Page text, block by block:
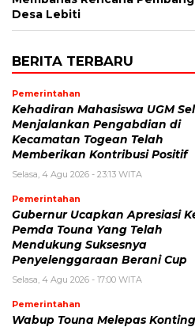
Desa Lebiti
BERITA TERBARU
Pemerintahan
Kehadiran Mahasiswa UGM
Menjalankan Pengabdian di
Kecamatan Togean Telah
Memberikan Kontribusi Positif
Selasa, 4 Agu 2026 - 23:13 WITA
Pemerintahan
Gubernur Ucapkan Apresiasi
Pemda Touna Yang Telah
Mendukung Suksesnya
Penyelenggaraan Berani Cup
Selasa, 4 Agu 2026 - 17:00 WITA
Pemerintahan
Wabup Touna Melepas